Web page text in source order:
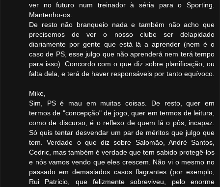
ver no futuro num treinador à séria para o Sporting.
Mantenho-os.
De resto não branqueio nada e também não acho que
precisemos de ver o nosso clube ser delapidado
diariamente por gente que está lá a aprender (nem é o
caso de PS, esse julgo que não aprenderá nem terá tempo
para isso). Concordo com o que diz sobre planificação, ou
falta dela, e terá de haver responsáveis por tanto equívoco.
Mike,
Sim, PS é mau em muitas coisas. De resto, quer em
termos de "concepção" de jogo, quer em termos de leitura,
como de discurso, é o reflexo de quem lá o pôs, incapaz.
Só quis tentar desvendar um par de méritos que julgo que
tem. Verdade o que diz sobre Salomão, André Santos,
Cedric, mas também é verdade que tem sabido protegê-los
e nós vamos vendo que eles crescem. Não vi o mesmo no
passado em demasiados casos flagrantes (por exemplo,
Rui Patricio, que felizmente sobreviveu, pelo enorme